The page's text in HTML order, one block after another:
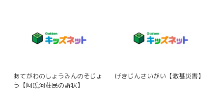
あてがわのしょうみんのそじょ
う【阿氐河荘民の訴状】
げきじんさいがい【激甚災害】